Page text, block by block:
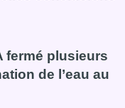
: l’audience
fermé plusieurs
de l’eau au